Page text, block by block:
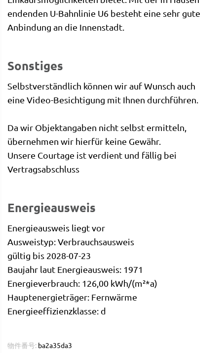
endenden U-Bahnlinie U6 besteht eine sehr gute
Anbindung an die Innenstadt.
Sonstiges
Selbstverständlich können wir auf Wunsch auch
eine Video-Besichtigung mit Ihnen durchführen.
Da wir Objektangaben nicht selbst ermitteln,
übernehmen wir hierfür keine Gewähr.
Unsere Courtage ist verdient und fällig bei
Vertragsabschluss
Energieausweis
Energieausweis liegt vor
Ausweistyp: Verbrauchsausweis
gültig bis 2028-07-23
Baujahr laut Energieausweis: 1971
Energieverbrauch: 126,00 kWh/(m²*a)
Hauptenergieträger: Fernwärme
Energieeffizienzklasse: d
物件番号: ba2a35da3